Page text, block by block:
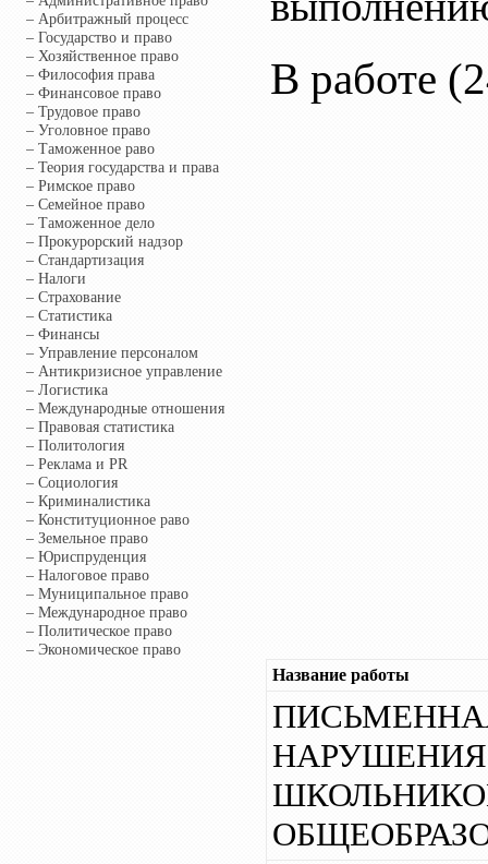
– Арбитражный процесс
– Государство и право
– Хозяйственное право
– Философия права
– Финансовое право
– Трудовое право
– Уголовное право
– Таможенное раво
– Теория государства и права
– Римское право
– Семейное право
– Таможенное дело
– Прокурорский надзор
– Стандартизация
– Налоги
– Страхование
– Статистика
– Финансы
– Управление персоналом
– Антикризисное управление
– Логистика
– Международные отношения
– Правовая статистика
– Политология
– Реклама и PR
– Социология
– Криминалистика
– Конституционное раво
– Земельное право
– Юриспруденция
– Налоговое право
– Муниципальное право
– Международное право
– Политическое право
– Экономическое право
В работе
Название работы